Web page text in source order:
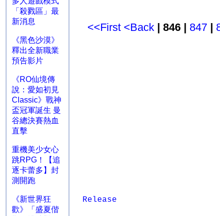
「殺戮區」最
新消息
《黑色沙漠》
釋出全新職業
預告影片
《RO仙境傳
說：愛如初見
Classic》戰神
盃冠軍誕生 曼
谷總決賽熱血
直擊
重機美少女心
跳RPG！【追
逐卡蕾多】封
測開跑
《新世界狂
歡》「盛夏偕
<<First <Back | 846 | 847|
Release